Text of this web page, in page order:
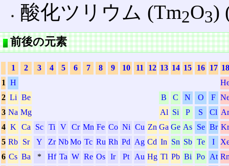
酸化ツリウム (Tm2O3)
前後の元素
1 2 3 4 5 6 7 8 9 10 11 12 13 14 15 16 17 18
1 H
2 Li Be B C N O F
3 Na Mg Al Si P S Cl Ar
4 K Ca Sc Ti V Cr Mn Fe Co Ni Cu Zn Ga Ge As Se Br Kr
5 Rb Sr Y Zr Nb Mo Tc Ru Rh Pd Ag Cd In Sn Sb Te I
6 Cs Ba * Hf Ta W Re Os Ir Pt Au Hg Tl Pb Bi Po At